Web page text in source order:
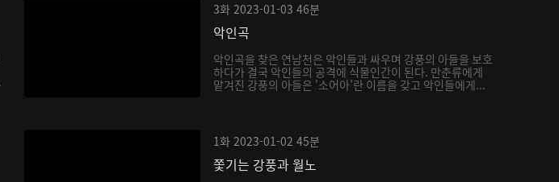
3화 2023-01-03 46분
악인곡
악인곡을 찾은 연남천은 악인들과 싸우며 강풍의 아들을 보호
하다가 결국 악인들의 공격에 식물인간이 된다. 만춘류에게
맡겨진 강풍의 아들은 '소어아'란 이름을 갖고 악인들에게...
1화 2023-01-02 45분
쫓기는 강풍과 월노